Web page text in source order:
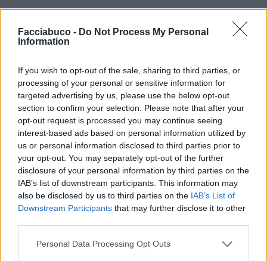
Facciabuco - Do Not Process My Personal
Information
If you wish to opt-out of the sale, sharing to third parties, or
processing of your personal or sensitive information for
targeted advertising by us, please use the below opt-out
section to confirm your selection. Please note that after your
opt-out request is processed you may continue seeing
interest-based ads based on personal information utilized by
us or personal information disclosed to third parties prior to
your opt-out. You may separately opt-out of the further
disclosure of your personal information by third parties on the
IAB’s list of downstream participants. This information may
also be disclosed by us to third parties on the IAB’s List of
Downstream Participants that may further disclose it to other
Personal Data Processing Opt Outs
Vaccata
Kolibrì livello 13
17 Settembre 2016